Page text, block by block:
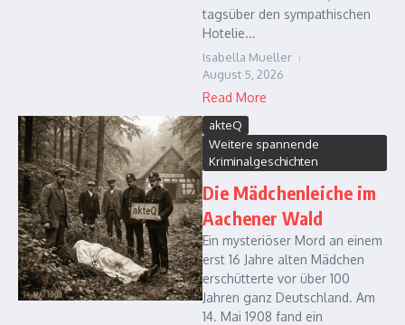
tagsüber den sympathischen
Hotelie...
Isabella Mueller
August 5, 2026
Read More
akteQ
Weitere spannende
Kriminalgeschichten
Die Mädchenleiche im
Aachener Wald
Ein mysteriöser Mord an einem
erst 16 Jahre alten Mädchen
erschütterte vor über 100
Jahren ganz Deutschland. Am
14. Mai 1908 fand ein